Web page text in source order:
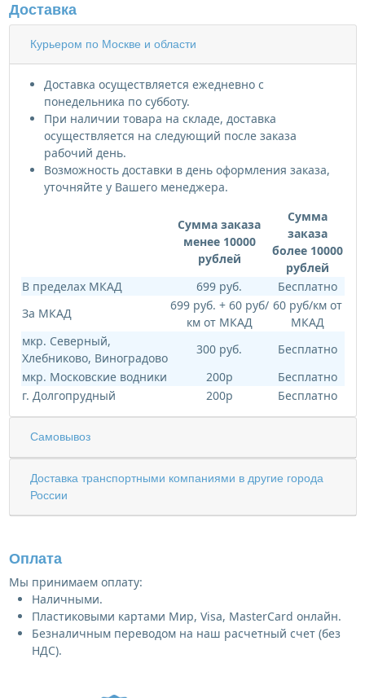
Доставка
Курьером по Москве и области
Доставка осуществляется ежедневно с
понедельника по субботу.
При наличии товара на складе, доставка
осуществляется на следующий после заказа
рабочий день.
Возможность доставки в день оформления заказа,
уточняйте у Вашего менеджера.
Сумма заказа
менее 10000
рублей
Сумма
заказа
более 10000
рублей
В пределах МКАД
699 руб.
Бесплатно
За МКАД
699 руб. + 60 руб/
км от МКАД
60 руб/км от
МКАД
мкр. Северный,
Хлебниково, Виноградово
300 руб.
Бесплатно
мкр. Московские водники
200р
Бесплатно
г. Долгопрудный
200р Бесплатно
Самовывоз
Доставка транспортными компаниями в другие города
России
Оплата
Мы принимаем оплату:
Наличными.
Пластиковыми картами Мир, Visa, MasterCard онлайн.
Безналичным переводом на наш расчетный счет (без
НДС).